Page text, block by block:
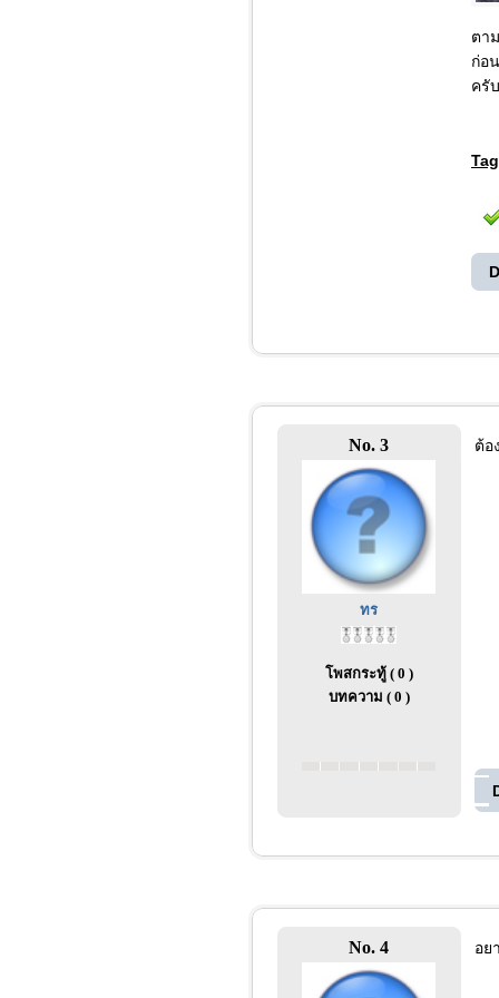
ตา
ก่อ
ครับ
Tag
No. 3
ทร
โพสกระทู้ ( 0 )
บทความ ( 0 )
ต้อ
No. 4 อย